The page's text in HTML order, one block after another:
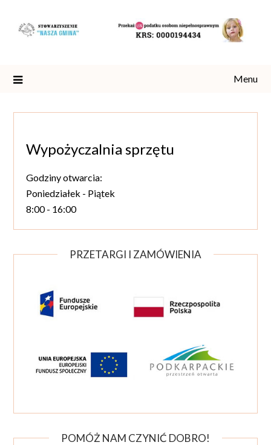
content
Menu
Wypożyczalnia sprzętu
Godziny otwarcia:
Poniedziałek - Piątek
8:00 - 16:00
PRZETARGI I ZAMÓWIENIA
POMÓŻ NAM CZYNIĆ DOBRO!